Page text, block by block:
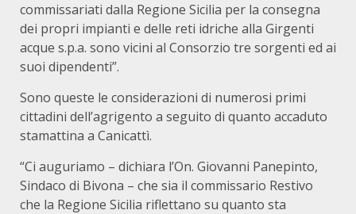
commissariati dalla Regione Sicilia per la consegna
dei propri impianti e delle reti idriche alla Girgenti
acque s.p.a. sono vicini al Consorzio tre sorgenti ed ai
suoi dipendenti”.
Sono queste le considerazioni di numerosi primi
cittadini dell’agrigento a seguito di quanto accaduto
stamattina a Canicattì.
“Ci auguriamo – dichiara l’On. Giovanni Panepinto,
Sindaco di Bivona – che sia il commissario Restivo
che la Regione Sicilia riflettano su quanto sta